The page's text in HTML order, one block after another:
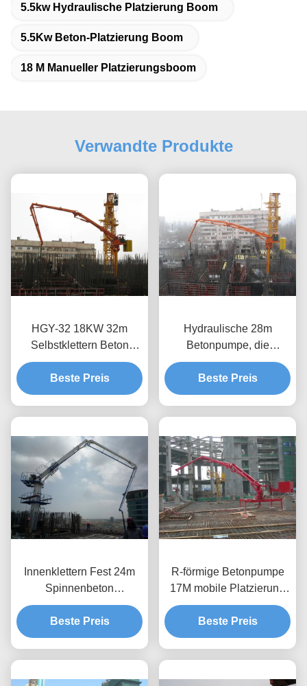
5.5kw Hydraulische Platzierung Boom
5.5Kw Beton-Platzierung Boom
18 M Manueller Platzierungsboom
Verwandte Produkte
HGY-32 18KW 32m
Selbstklettern Beton
Platzierung Boom mit
Fernbedienung
Beste Preis
Hydraulische 28m
Betonpumpe, die
automatisch für Gebäude
Beste Preis
Innenklettern Fest 24m
Spinnenbeton
Platzierung Boom für den
Bau Turm
Beste Preis
R-förmige Betonpumpe
17M mobile Platzierung
Boom CE-Zertifizierung
Beste Preis